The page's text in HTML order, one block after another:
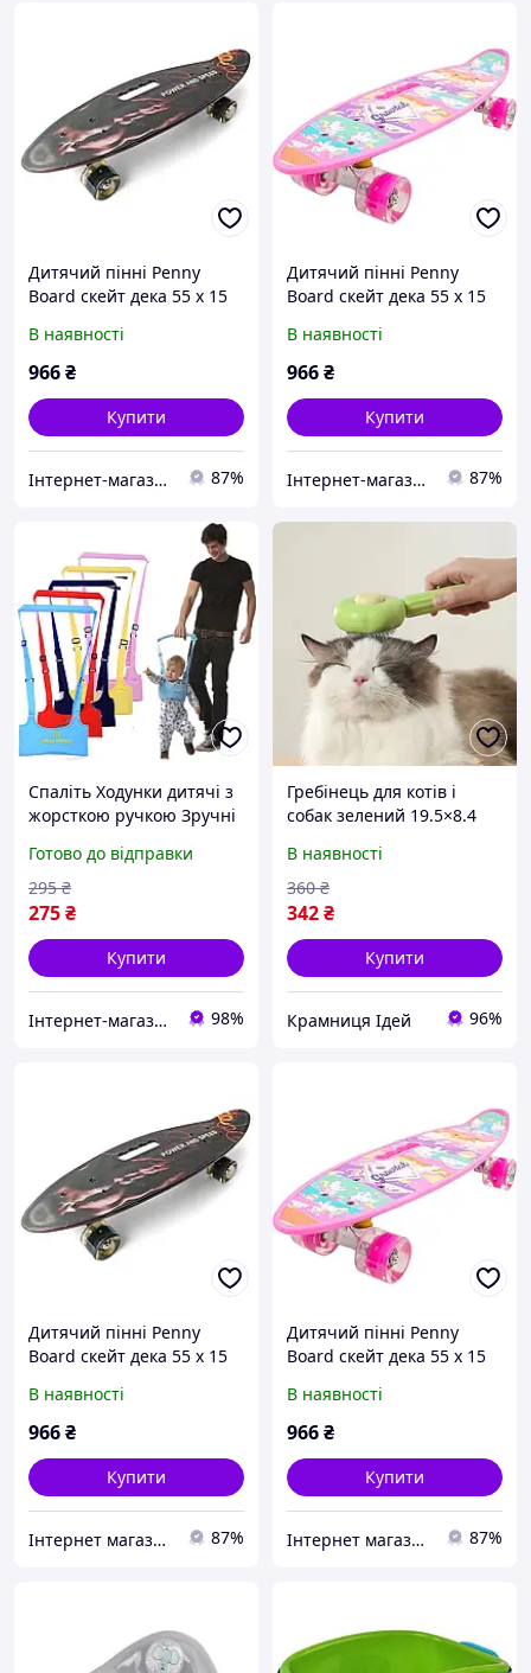
Дитячий пінні Penny
Board скейт дека 55 х 15
зручного перенесення,
колеса зі світлом
В наявності
966₴
Купити
Інтернет-магазин "Sportcamp" 87%
Дитячий пінні Penny
Board скейт дека 55 х 15
зручного перенесення,
колеса зі світлом
В наявності
966₴
Купити
Інтернет-магазин "Sportcamp" 87%
Спаліть Ходунки дитячі з
жорсткою ручкою Зручні
Готово до відправки
275₴
295 ₴
Купити
Інтернет-магазин Dayli Shop 98%
Гребінець для котів і
собак зелений 19.5×8.4
шерсті та підшерстка з
ергономічною ручкою
для догляду
В наявності
342₴
360 ₴
Купити
Крамниця Ідей 96%
Дитячий пінні Penny
Board скейт дека 55 х 15
зручного перенесення,
колеса зі світлом
В наявності
966₴
Купити
Інтернет магазин «Fullmarket» 87%
Дитячий пінні Penny
Board скейт дека 55 х 15
зручного перенесення,
колеса зі світлом
В наявності
966₴
Купити
Інтернет магазин «Fullmarket» 87%